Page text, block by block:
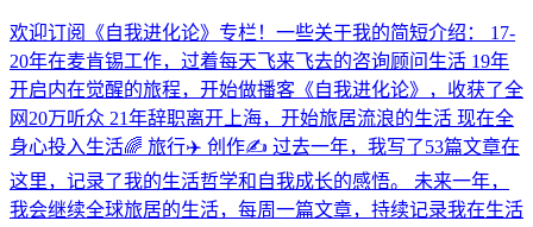
欢迎订阅《自我进化论》专栏！一些关于我的简短介绍： 17-
20年在麦肯锡工作，过着每天飞来飞去的咨询顾问生活 19年
开启内在觉醒的旅程，开始做播客《自我进化论》，收获了全
网20万听众 21年辞职离开上海，开始旅居流浪的生活 现在全
身心投入生活🌈 旅行✈️ 创作✍️ 过去一年，我写了53篇文章在
这里，记录了我的生活哲学和自我成长的感悟。 未来一年，
我会继续全球旅居的生活，每周一篇文章，持续记录我在生活